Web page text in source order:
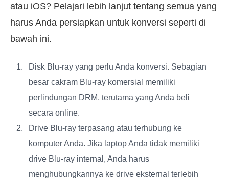
atau iOS? Pelajari lebih lanjut tentang semua yang
harus Anda persiapkan untuk konversi seperti di
bawah ini.
Disk Blu-ray yang perlu Anda konversi. Sebagian
besar cakram Blu-ray komersial memiliki
perlindungan DRM, terutama yang Anda beli
secara online.
Drive Blu-ray terpasang atau terhubung ke
komputer Anda. Jika laptop Anda tidak memiliki
drive Blu-ray internal, Anda harus
menghubungkannya ke drive eksternal terlebih